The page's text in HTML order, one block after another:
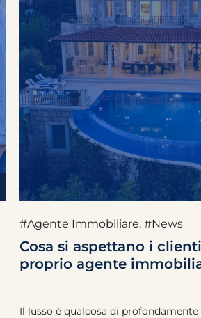
#Agente Immobiliare, #News
Cosa si aspettano i
proprio agente
Il lusso è qualcosa di profondamente